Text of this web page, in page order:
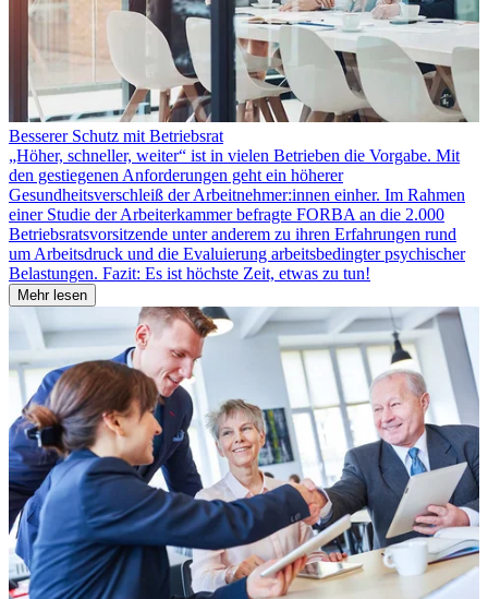
Besserer Schutz mit Betriebsrat
„Höher, schneller, weiter“ ist in vielen Betrieben die Vorgabe. Mit
den gestiegenen Anforderungen geht ein höherer
Gesundheitsverschleiß der Arbeitnehmer:innen einher. Im Rahmen
einer Studie der Arbeiterkammer befragte FORBA an die 2.000
Betriebsratsvorsitzende unter anderem zu ihren Erfahrungen rund
um Arbeitsdruck und die Evaluierung arbeitsbedingter psychischer
Belastungen. Fazit: Es ist höchste Zeit, etwas zu tun!
Mehr lesen